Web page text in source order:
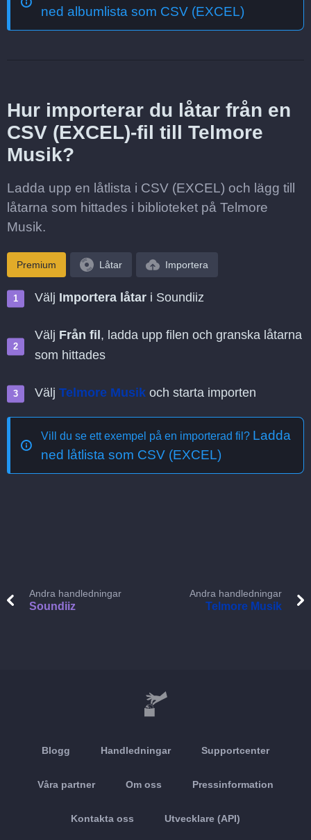
ned albumlista som CSV (EXCEL)
Hur importerar du låtar från en
CSV (EXCEL)-fil till Telmore
Musik?
Ladda upp en låtlista i CSV (EXCEL) och lägg till
låtarna som hittades i biblioteket på Telmore
Musik.
Premium Låtar Importera
Välj Importera låtar i Soundiiz
Välj Från fil , ladda upp filen och granska låtarna
som hittades
Välj Telmore Musik och starta importen
Vill du se ett exempel på en importerad fil? Ladda
ned låtlista som CSV (EXCEL)
Andra handledningar
Soundiiz
Andra handledningar
Telmore Musik
Blogg Handledningar Supportcenter
Våra partner Om oss Pressinformation
Kontakta oss Utvecklare (API)